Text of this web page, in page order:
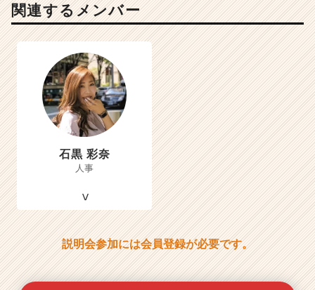
関連するメンバー
石黒 彩奈
人事
説明会参加には会員登録が必要です。